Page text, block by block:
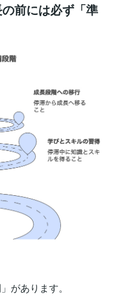
前には必ず「準
があります。